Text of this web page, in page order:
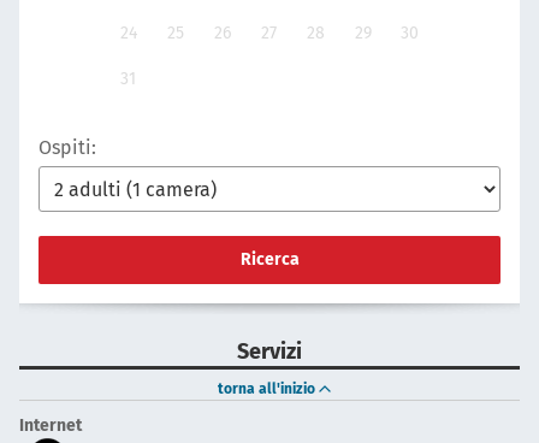
24 25 26 27 28 29 30
31
Ospiti:
Ricerca
Servizi
torna all'inizio
Internet